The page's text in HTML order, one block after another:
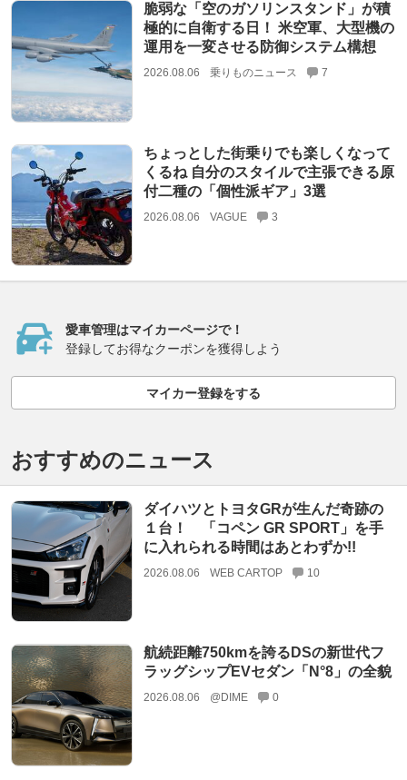
脆弱な「空のガソリンスタンド」が積
極的に自衛する日！ 米空軍、大型機の
運用を一変させる防御システム構想
2026.08.06 乗りものニュース 7
ちょっとした街乗りでも楽しくなって
くるね 自分のスタイルで主張できる原
付二種の「個性派ギア」3選
2026.08.06 VAGUE 3
愛車管理はマイカーページで！
登録してお得なクーポンを獲得しよう
マイカー登録をする
おすすめのニュース
ダイハツとトヨタGRが生んだ奇跡の
１台！ 「コペン GR SPORT」を手
に入れられる時間はあとわずか!!
2026.08.06 WEB CARTOP 10
航続距離750kmを誇るDSの新世代フ
ラッグシップEVセダン「N°8」の全貌
2026.08.06 @DIME 0